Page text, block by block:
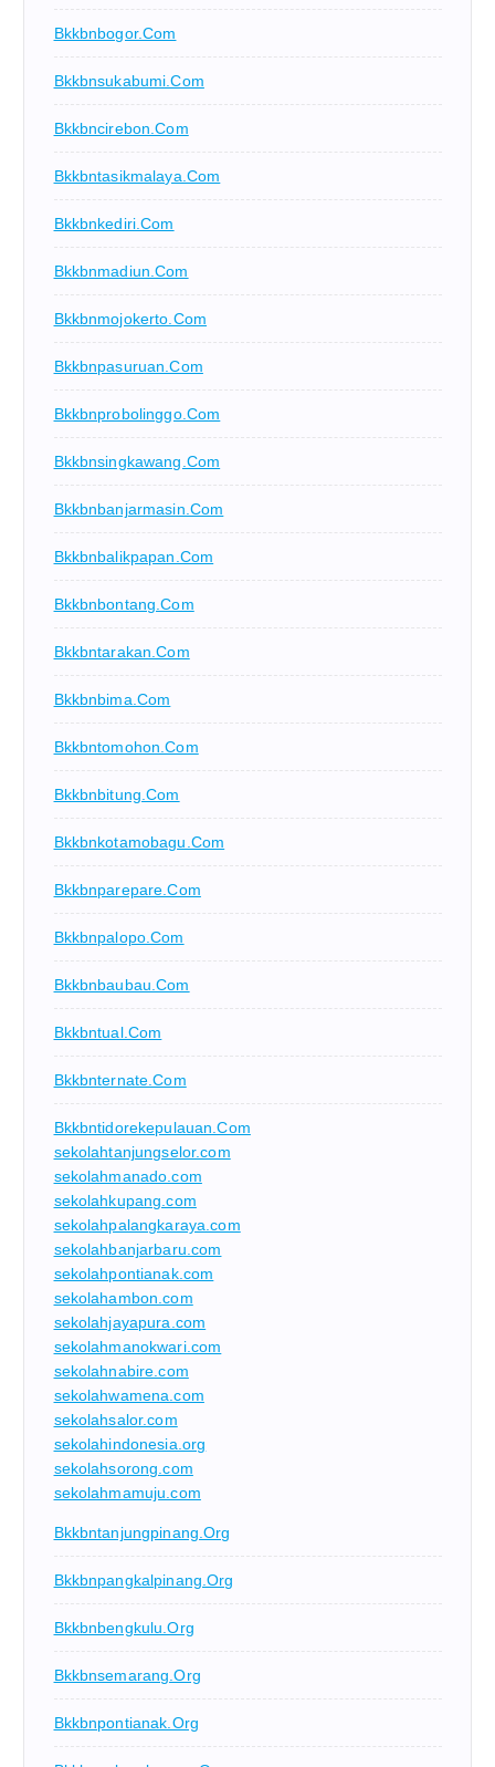
Bkkbnbogor.com
Bkkbnsukabumi.com
Bkkbncirebon.com
Bkkbntasikmalaya.com
Bkkbnkediri.com
Bkkbnmadiun.com
Bkkbnmojokerto.com
Bkkbnpasuruan.com
Bkkbnprobolinggo.com
Bkkbnsingkawang.com
Bkkbnbanjarmasin.com
Bkkbnbalikpapan.com
Bkkbnbontang.com
Bkkbntarakan.com
Bkkbnbima.com
Bkkbntomohon.com
Bkkbnbitung.com
Bkkbnkotamobagu.com
Bkkbnparepare.com
Bkkbnpalopo.com
Bkkbnbaubau.com
Bkkbntual.com
Bkkbnternate.com
Bkkbntidorekepulauan.com
sekolahtanjungselor.com
sekolahmanado.com
sekolahkupang.com
sekolahpalangkaraya.com
sekolahbanjarbaru.com
sekolahpontianak.com
sekolahambon.com
sekolahjayapura.com
sekolahmanokwari.com
sekolahnabire.com
sekolahwamena.com
sekolahsalor.com
sekolahindonesia.org
sekolahsorong.com
sekolahmamuju.com
Bkkbntanjungpinang.org
Bkkbnpangkalpinang.org
Bkkbnbengkulu.org
Bkkbnsemarang.org
Bkkbnpontianak.org